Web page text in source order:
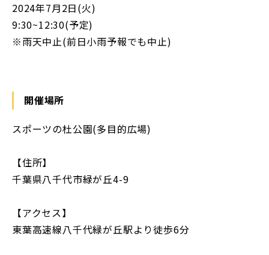
2024年7月2日(火)
9:30~12:30(予定)
※雨天中止(前日小雨予報でも中止)
開催場所
スポーツの杜公園(多目的広場)
【住所】
千葉県八千代市緑が丘4-9
【アクセス】
東葉高速線八千代緑が丘駅より徒歩6分